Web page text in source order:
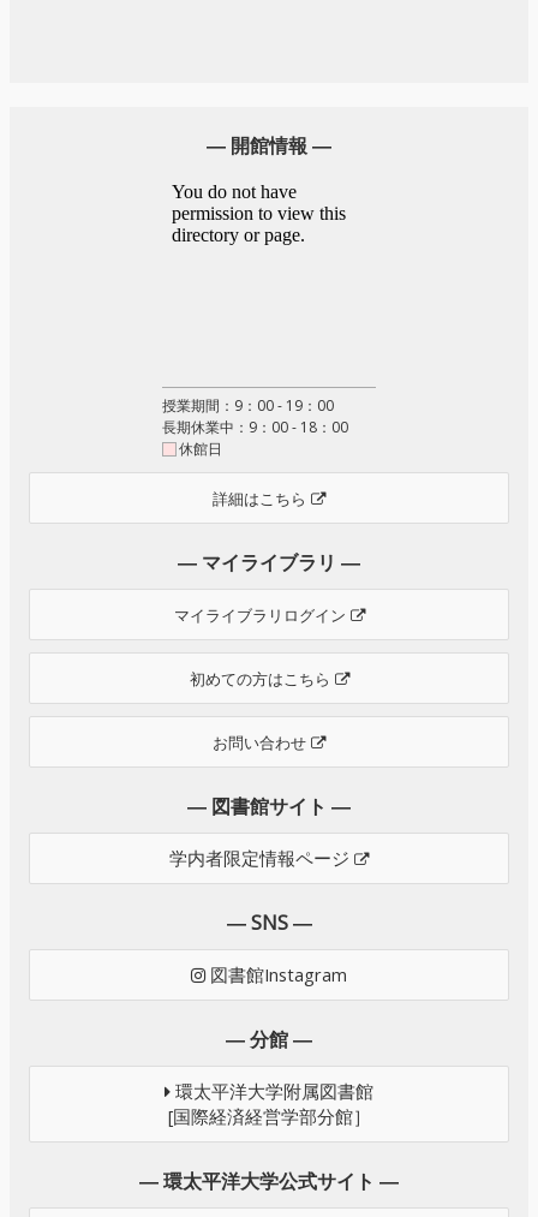
― 開館情報 ―
授業期間：9：00 - 19：00
長期休業中：9：00 - 18：00
休館日
詳細はこちら
― マイライブラリ ―
マイライブラリログイン
初めての方はこちら
お問い合わせ
― 図書館サイト ―
学内者限定情報ページ
― SNS ―
図書館Instagram
― 分館 ―
環太平洋大学附属図書館
[国際経済経営学部分館］
― 環太平洋大学公式サイト ―